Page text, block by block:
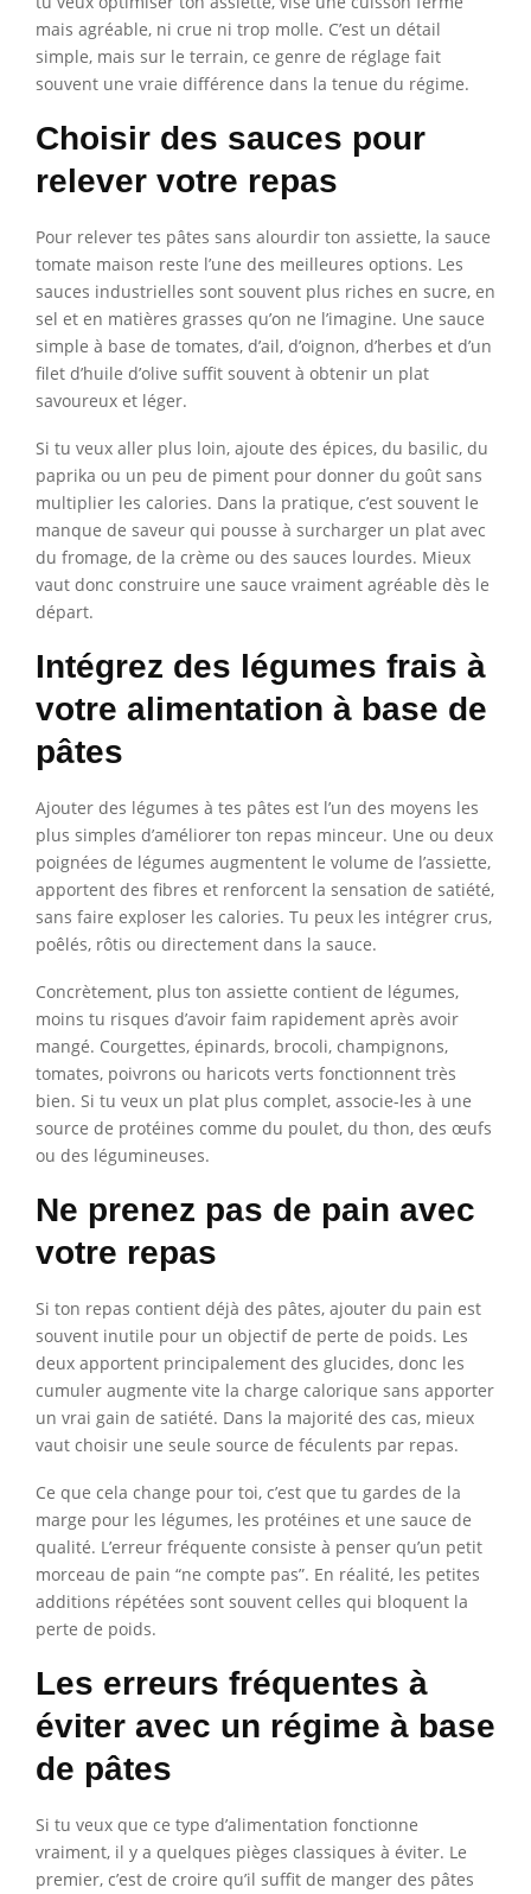
mais agréable, ni crue ni trop molle. C’est un détail
simple, mais sur le terrain, ce genre de réglage fait
souvent une vraie différence dans la tenue du régime.
Choisir des sauces pour
relever votre repas
Pour relever tes pâtes sans alourdir ton assiette, la sauce
tomate maison reste l’une des meilleures options. Les
sauces industrielles sont souvent plus riches en sucre, en
sel et en matières grasses qu’on ne l’imagine. Une sauce
simple à base de tomates, d’ail, d’oignon, d’herbes et d’un
filet d’huile d’olive suffit souvent à obtenir un plat
savoureux et léger.
Si tu veux aller plus loin, ajoute des épices, du basilic, du
paprika ou un peu de piment pour donner du goût sans
multiplier les calories. Dans la pratique, c’est souvent le
manque de saveur qui pousse à surcharger un plat avec
du fromage, de la crème ou des sauces lourdes. Mieux
vaut donc construire une sauce vraiment agréable dès le
départ.
Intégrez des légumes frais à
votre alimentation à base de
pâtes
Ajouter des légumes à tes pâtes est l’un des moyens les
plus simples d’améliorer ton repas minceur. Une ou deux
poignées de légumes augmentent le volume de l’assiette,
apportent des fibres et renforcent la sensation de satiété,
sans faire exploser les calories. Tu peux les intégrer crus,
poêlés, rôtis ou directement dans la sauce.
Concrètement, plus ton assiette contient de légumes,
moins tu risques d’avoir faim rapidement après avoir
mangé. Courgettes, épinards, brocoli, champignons,
tomates, poivrons ou haricots verts fonctionnent très
bien. Si tu veux un plat plus complet, associe-les à une
source de protéines comme du poulet, du thon, des œufs
ou des légumineuses.
Ne prenez pas de pain avec
votre repas
Si ton repas contient déjà des pâtes, ajouter du pain est
souvent inutile pour un objectif de perte de poids. Les
deux apportent principalement des glucides, donc les
cumuler augmente vite la charge calorique sans apporter
un vrai gain de satiété. Dans la majorité des cas, mieux
vaut choisir une seule source de féculents par repas.
Ce que cela change pour toi, c’est que tu gardes de la
marge pour les légumes, les protéines et une sauce de
qualité. L’erreur fréquente consiste à penser qu’un petit
morceau de pain “ne compte pas”. En réalité, les petites
additions répétées sont souvent celles qui bloquent la
perte de poids.
Les erreurs fréquentes à
éviter avec un régime à base
de pâtes
Si tu veux que ce type d’alimentation fonctionne
vraiment, il y a quelques pièges classiques à éviter. Le
premier, c’est de croire qu’il suffit de manger des pâtes